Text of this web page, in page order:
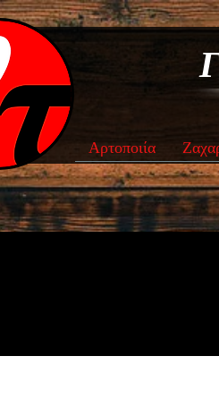
Αρτοποιία